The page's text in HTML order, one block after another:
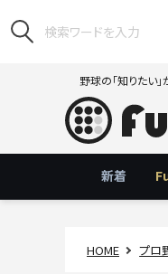
野球の「知りたい
新着
HOME プロ